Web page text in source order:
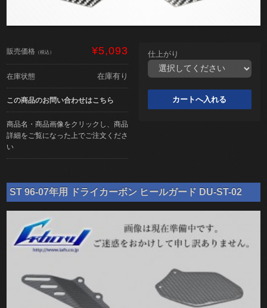
販売価格 （税込） ¥5,093
在庫状態 在庫有り
この商品のお問い合わせはこちら
商品名・商品画像をクリックし、商品
詳細をご覧になった上でご注文くださ
い
仕上がり
ST 96-07年用 ドライカーボン ヒールガード DU-ST-02